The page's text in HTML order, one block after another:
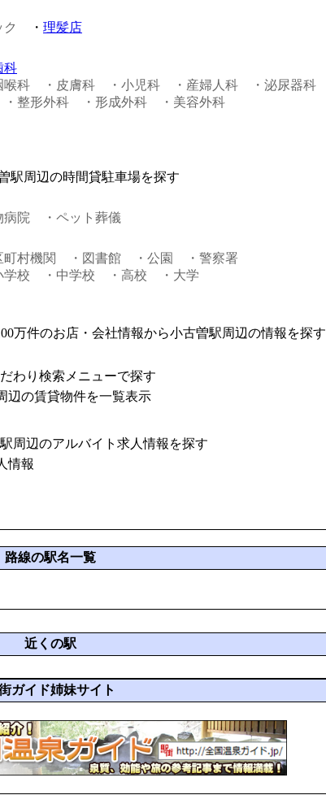
ク ・ 理髪店
科
喉科 ・皮膚科 ・小児科 ・産婦人科
・泌尿器科
・整形外科 ・形成外科
・美容外科
駅周辺の時間貸駐車場を探す
病院
・ペット葬儀
町村機関 ・図書館 ・公園
・警察署
学校 ・中学校 ・高校
・大学
万件のお店・会社情報から小古曽駅周辺の情報を探す
わり検索メニューで探す
辺の賃貸物件を一覧表示
周辺のアルバイト求人情報を探す
情報
路線の駅名一覧
近くの駅
ガイド姉妹サイト